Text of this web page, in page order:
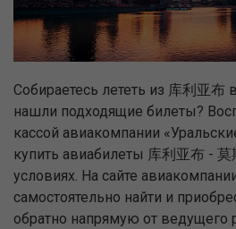
Собираетесь лететь из 库利亚布
нашли подходящие билеты?
кассой авиакомпании
купить авиабилеты 库利亚布 -
условиях. На сайте
самостоятельно найти и
обратно напрямую от ведущего